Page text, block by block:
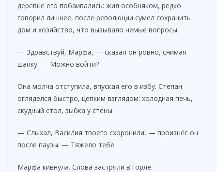
деревне его побаивались: жил особняком, редко
говорил лишнее, после революции сумел сохранить
дом и хозяйство, что вызывало немые вопросы.
— Здравствуй, Марфа, — сказал он ровно, снимая
шапку. — Можно войти?
Она молча отступила, впуская его в избу. Степан
огляделся быстро, цепким взглядом: холодная печь,
скудный стол, зыбка у стены.
— Слыхал, Василия твоего схоронили, — произнёс он
после паузы. — Тяжело тебе.
Марфа кивнула. Слова застряли в горле.